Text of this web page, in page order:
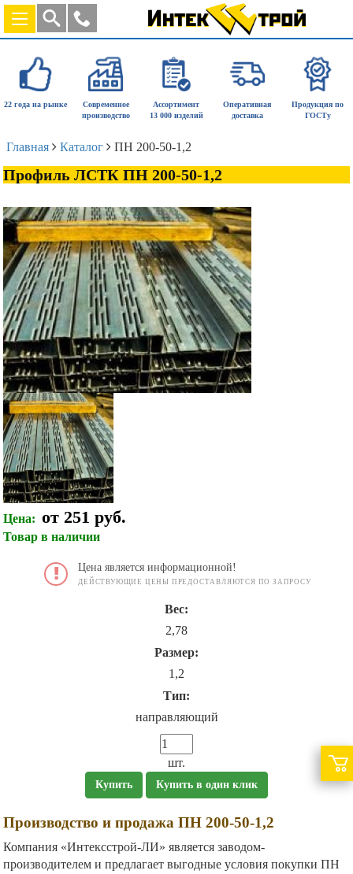
22 года на рынке
Современное
производство
Ассортимент
13 000 изделий
Оперативная
доставка
Продукция по
ГОСТу
Главная Каталог ПН 200-50-1,2
Профиль ЛСТК ПН 200-50-1,2
Цена: от 251 руб.
Товар в наличии
Цена является информационной!
ДЕЙСТВУЮЩИЕ ЦЕНЫ ПРЕДОСТАВЛЯЮТСЯ ПО ЗАПРОСУ
Вес:
2,78
Размер:
1,2
Тип:
направляющий
шт.
Купить Купить в один клик
Производство и продажа ПН 200-50-1,2
Компания «Интексстрой-ЛИ» является заводом-
производителем и предлагает выгодные условия покупки ПН